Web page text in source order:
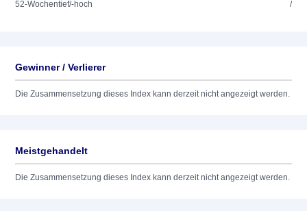
52-Wochentief/-hoch /
Gewinner / Verlierer
Die Zusammensetzung dieses Index kann derzeit nicht angezeigt werden.
Meistgehandelt
Die Zusammensetzung dieses Index kann derzeit nicht angezeigt werden.